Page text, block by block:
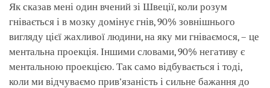
Як сказав мені один вчений зі Швеції, коли розум
гнівається і в мозку домінує гнів, 90% зовнішнього
вигляду цієї жахливої людини, на яку ми гніваємося, – це
ментальна проекція. Іншими словами, 90% негативу є
ментальною проекцією. Так само відбувається і тоді,
коли ми відчуваємо прив'язаність і сильне бажання до